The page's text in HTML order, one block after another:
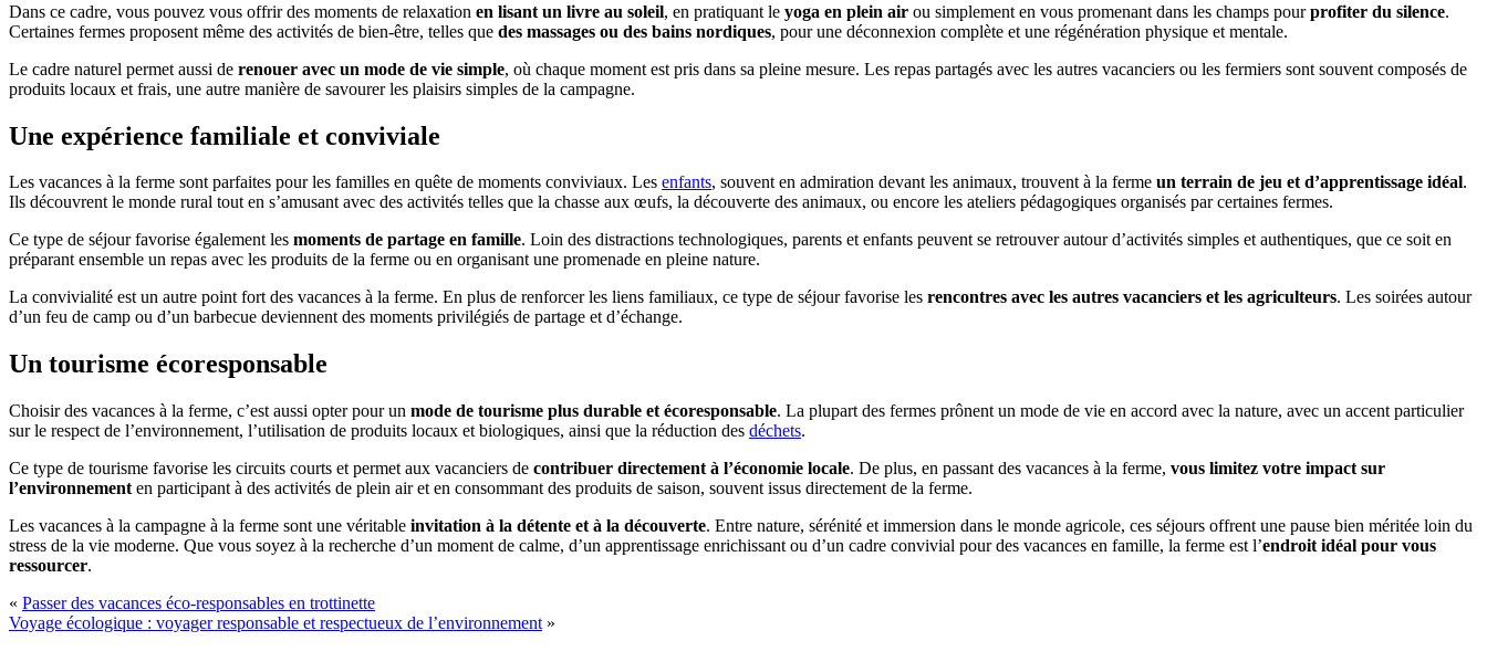
Dans ce cadre, vous pouvez vous offrir des moments de relaxation en lisant un livre au soleil, en pratiquant le yoga en plein air ou simplement en vous promenant dans les champs pourprofiter du silence.
Certaines fermes proposent même des activités de bien-être, telles que des massages ou des bains nordiques, pour une déconnexion complète et une régénération physique et mentale.
Le cadre naturel permet aussi de renouer avec un mode de vie simple, où chaque moment est pris dans sa pleine mesure. Les repas partagés avec les autres vacanciers ou les fermiers sont souvent composés de
produits locaux et frais, une autre manière de savourer les plaisirs simples de la campagne.
Une expérience familiale et conviviale
Les vacances à la ferme sont parfaites pour les familles en quête de moments conviviaux. Les enfants, souvent en admiration devant les animaux, trouvent à la ferme un terrain de jeu et d’apprentissage idéal.
Ils découvrent le monde rural tout en s’amusant avec des activités telles que la chasse aux œufs, la découverte des animaux, ou encore les ateliers pédagogiques organisés par certaines fermes.
Ce type de séjour favorise également les moments de partage en famille. Loin des distractions technologiques, parents et enfants peuvent se retrouver autour d’activités simples et authentiques, que ce soit en
préparant ensemble un repas avec les produits de la ferme ou en organisant une promenade en pleine nature.
La convivialité est un autre point fort des vacances à la ferme. En plus de renforcer les liens familiaux, ce type de séjour favorise les rencontres avec les autres vacanciers et les agriculteurs. Les soirées autour
d’un feu de camp ou d’un barbecue deviennent des moments privilégiés de partage et d’échange.
Un tourisme écoresponsable
Choisir des vacances à la ferme, c’est aussi opter pour un mode de tourisme plus durable et écoresponsable. La plupart des fermes prônent un mode de vie en accord avec la nature, avec un accent particulier
sur le respect de l’environnement, l’utilisation de produits locaux et biologiques, ainsi que la réduction des déchets.
Ce type de tourisme favorise les circuits courts et permet aux vacanciers de contribuer directement à l’économie locale. De plus, en passant des vacances à la ferme, vous limitez votre impact sur
l’environnement en participant à des activités de plein air et en consommant des produits de saison, souvent issus directement de la ferme.
Les vacances à la campagne à la ferme sont une véritable invitation à la détente et à la découverte. Entre nature, sérénité et immersion dans le monde agricole, ces séjours offrent une pause bien méritée loin du
stress de la vie moderne. Que vous soyez à la recherche d’un moment de calme, d’un apprentissage enrichissant ou d’un cadre convivial pour des vacances en famille, la ferme est l’endroit idéal pour vous
ressourcer.
« Passer des vacances éco-responsables en trottinette
Voyage écologique : voyager responsable et respectueux de l’environnement »